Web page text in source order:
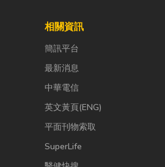
相關資訊
簡訊平台
最新消息
中華電信
英文黃頁(ENG)
平面刊物索取
SuperLife